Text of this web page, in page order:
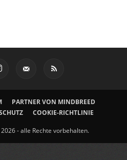
PARTNER VON MINDBREED
COOKIE-RICHTLINIE
- alle Rechte vorbehalten.